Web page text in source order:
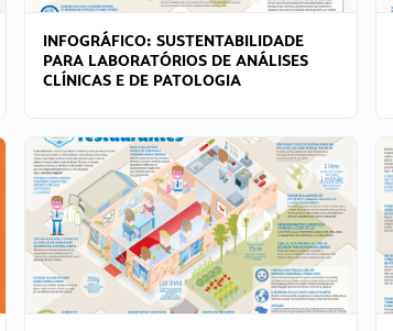
INFOGRÁFICO: SUSTENTABILIDADE
PARA LABORATÓRIOS DE ANÁLISES
CLÍNICAS E DE PATOLOGIA